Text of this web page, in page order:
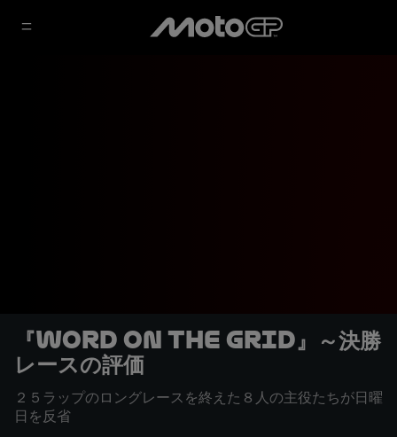
『Word on the grid』～決勝
レースの評価
２５ラップのロングレースを終えた８人の主役たちが日曜
日を反省